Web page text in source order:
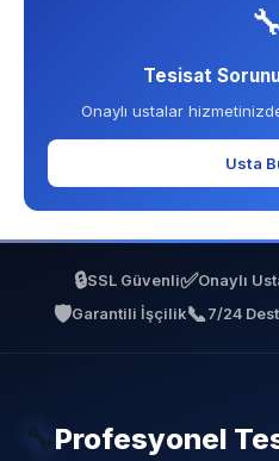
Tesisat
Onaylı ustalar
Usta
🔒SSL Güvenli✅Onaylı
🛡️Garantili İşçilik📞 7/24
🔧Profesyonel